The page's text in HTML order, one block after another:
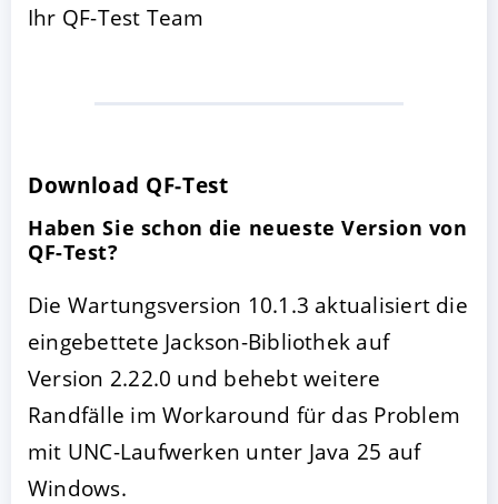
Ihr QF-Test Team
Download QF-Test
Haben Sie schon die neueste Version von
QF-Test?
Die Wartungsversion 10.1.3 aktualisiert die
eingebettete Jackson-Bibliothek auf
Version 2.22.0 und behebt weitere
Randfälle im Workaround für das Problem
mit UNC-Laufwerken unter Java 25 auf
Windows.